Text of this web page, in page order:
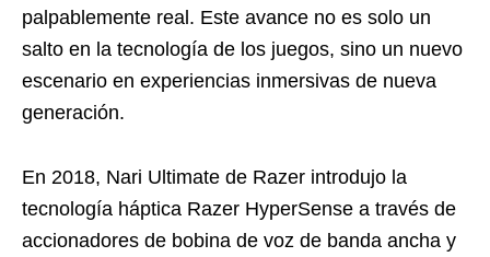
palpablemente real. Este avance no es solo un
salto en la tecnología de los juegos, sino un nuevo
escenario en experiencias inmersivas de nueva
generación.
En 2018, Nari Ultimate de Razer introdujo la
tecnología háptica Razer HyperSense a través de
accionadores de bobina de voz de banda ancha y